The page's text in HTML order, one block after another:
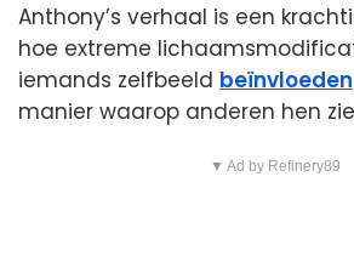
Anthony’s verhaal is een
hoe extreme
iemands zelfbeeld beïnvloeden
manier waarop anderen hen
▼ Ad by Refinery89